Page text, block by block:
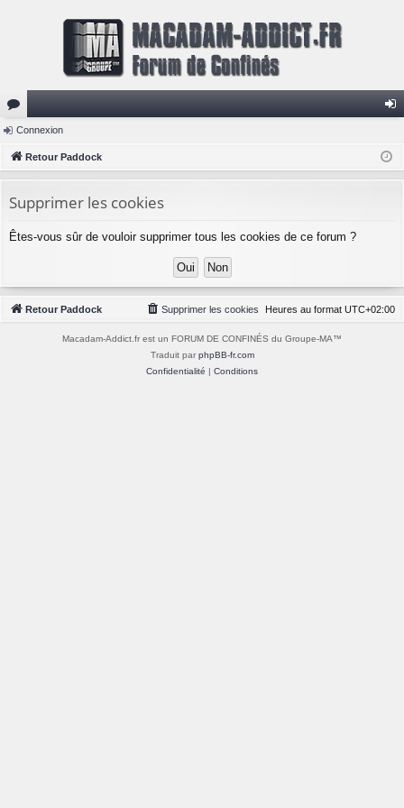
or
u
s
ne
Connexion
Retour Paddock
Supprimer les cookies
Êtes-vous sûr de vouloir supprimer tous les cookies de ce forum ?
Retour Paddock Heures au format UTC+02:00
Supprimer les cookies
Macadam-Addict.fr est un FORUM DE CONFINÉS du Groupe-MA™
Traduit par phpBB-fr.com
Confidentialité | Conditions